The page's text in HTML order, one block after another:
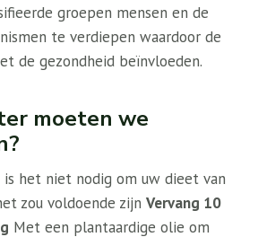
groepen mensen en de
te verdiepen waardoor de
de gezondheid beïnvloeden.
moeten we
is het niet nodig om uw dieet van
zou voldoende zijn Vervang 10
Met een plantaardige olie om